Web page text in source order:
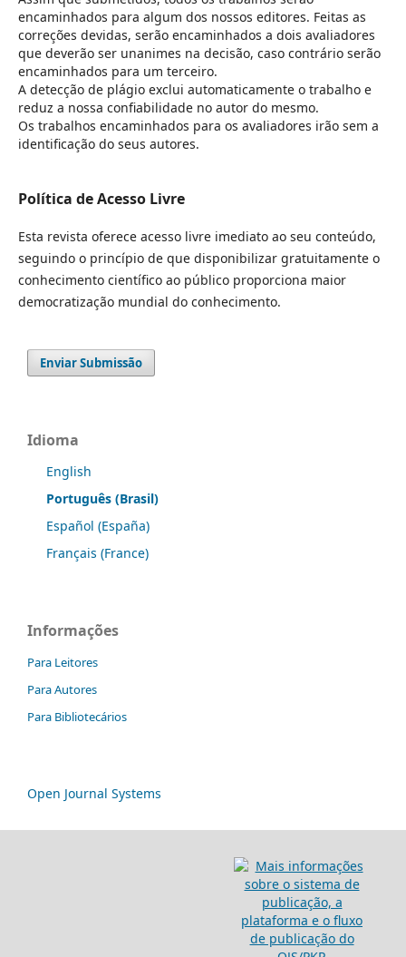
encaminhados para algum dos nossos editores. Feitas as
correções devidas, serão encaminhados a dois avaliadores
que deverão ser unanimes na decisão, caso contrário serão
encaminhados para um terceiro.
A detecção de plágio exclui automaticamente o trabalho e
reduz a nossa confiabilidade no autor do mesmo.
Os trabalhos encaminhados para os avaliadores irão sem a
identificação do seus autores.
Política de Acesso Livre
Esta revista oferece acesso livre imediato ao seu conteúdo,
seguindo o princípio de que disponibilizar gratuitamente o
conhecimento científico ao público proporciona maior
democratização mundial do conhecimento.
Enviar Submissão
Idioma
English
Português (Brasil)
Español (España)
Français (France)
Informações
Para Leitores
Para Autores
Para Bibliotecários
Open Journal Systems